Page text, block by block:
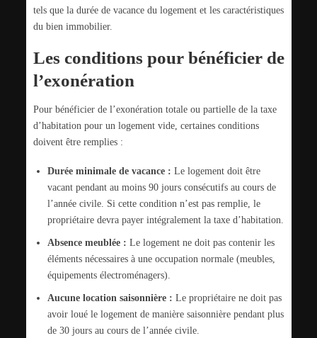
tels que la durée de vacance du logement et les caractéristiques
du bien immobilier.
Les conditions pour bénéficier de
l’exonération
Pour bénéficier de l’exonération totale ou partielle de la taxe
d’habitation pour un logement vide, certaines conditions
doivent être remplies :
Durée minimale de vacance : Le logement doit être
vacant pendant au moins 90 jours consécutifs au cours de
l’année civile. Si cette condition n’est pas remplie, le
propriétaire devra payer intégralement la taxe d’habitation.
Absence meublée : Le logement ne doit pas contenir les
éléments nécessaires à une occupation normale (meubles,
équipements électroménagers).
Aucune location saisonnière : Le propriétaire ne doit pas
avoir loué le logement de manière saisonnière pendant plus
de 30 jours au cours de l’année civile.